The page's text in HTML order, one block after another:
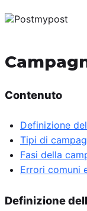
Contenuto
Definizione
Tipi di
Fasi della
Errori comuni
Definizione